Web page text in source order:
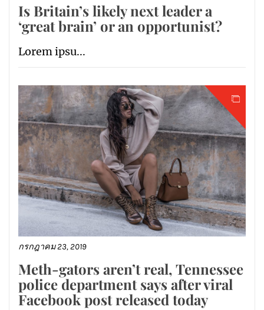
Is Britain’s likely next leader a
‘great brain’ or an opportunist?
Lorem ipsu...
กรกฎาคม 23, 2019
Meth-gators aren’t real, Tennessee
police department says after viral
Facebook post released today